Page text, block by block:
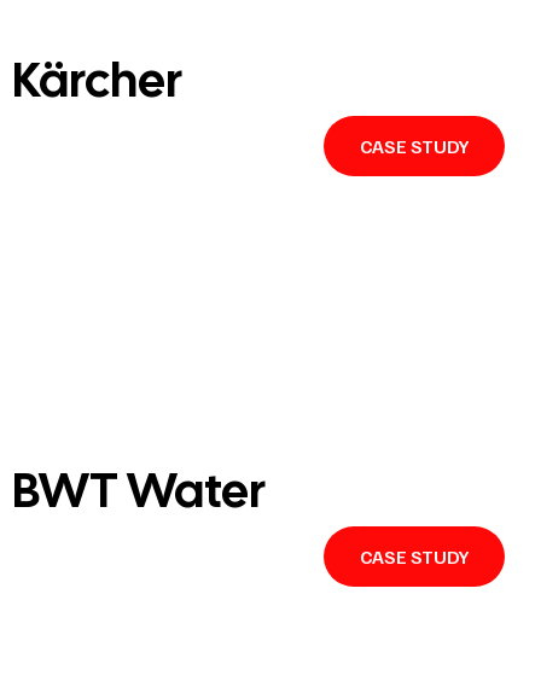
Kärcher
CASE STUDY
BWT Water
CASE STUDY